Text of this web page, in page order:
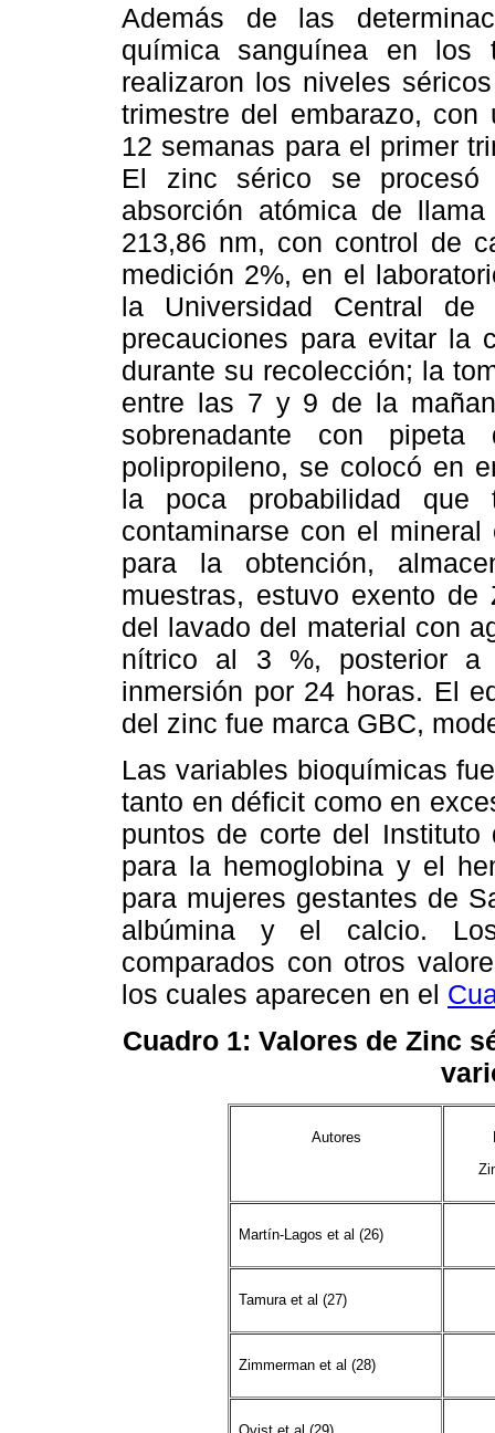
Además de las
química sanguínea en los
realizaron los niveles
trimestre del embarazo,
12 semanas para el primer
El zinc sérico se
absorción atómica de
213,86 nm, con control de
medición 2%, en el
la Universidad Central
precauciones para evitar la
durante su recolección; la
entre las 7 y 9 de la
sobrenadante con
polipropileno, se colocó en
la poca probabilidad que
contaminarse con el
para la obtención,
muestras, estuvo exento
del lavado del material con
nítrico al 3 %, posterior
inmersión por 24 horas. El
del zinc fue marca GBC,
Las variables bioquímicas
tanto en déficit como en
puntos de corte del
para la hemoglobina y el
para mujeres gestantes de
albúmina y el calcio.
comparados con otros
los cuales aparecen en el
Cuadro 1: Valores de Zinc
Autores
Martín-Lagos et al (26)
Tamura et al (27)
Zimmerman et al (28)